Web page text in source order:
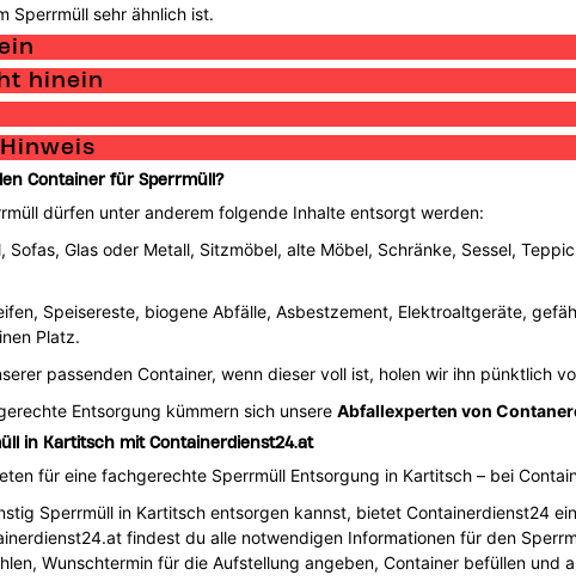
Sperrmüll sehr ähnlich ist.
hinein
Container für Sperrmüll?
dürfen unter anderem folgende Inhalte entsorgt werden:
Sofas, Glas oder Metall, Sitzmöbel, alte Möbel, Schränke, Sessel,
Speisereste, biogene Abfälle, Asbestzement, Elektroaltgeräte,
Platz.
passenden Container, wenn dieser voll ist, holen wir ihn pünktlich
Entsorgung kümmern sich unsere Abfallexperten von
in Kartitsch mit Containerdienst24.at
für eine fachgerechte Sperrmüll Entsorgung in Kartitsch – bei
Sperrmüll in Kartitsch entsorgen kannst, bietet Containerdienst24
findest du alle notwendigen Informationen für den
Wunschtermin für die Aufstellung angeben, Container befüllen und